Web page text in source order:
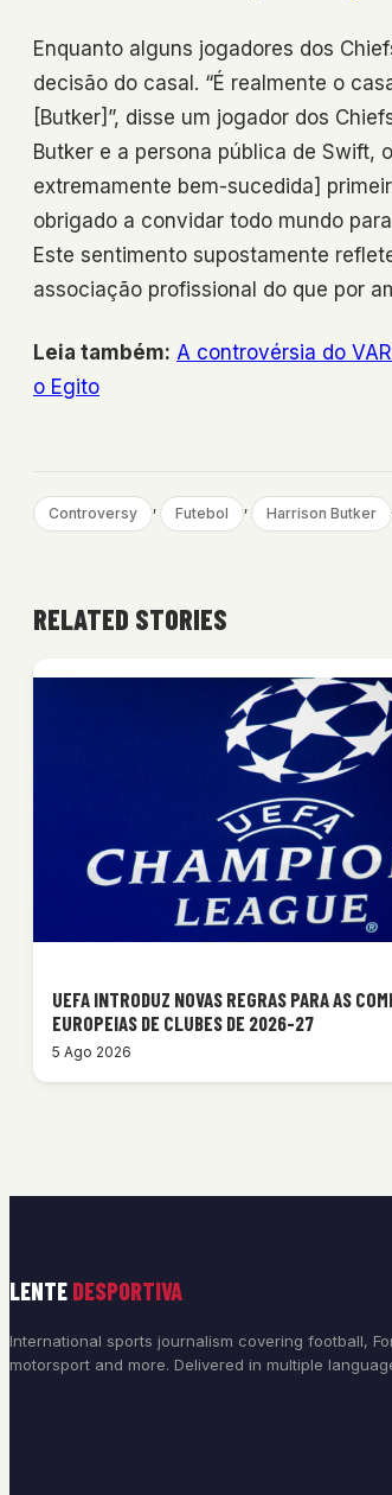
Enquanto alguns jogadores dos
decisão do casal. “É realmente o
[Butker]”, disse um jogador dos
Butker e a persona pública de Swift,
extremamente bem-sucedida]
obrigado a convidar todo mundo
Este sentimento supostamente
associação profissional do que por
Leia também: A controvérsia do
o Egito
Controversy , Futebol , Harrison Butker
RELATED STORIES
UEFA INTRODUZ NOVAS REGRAS PARA AS
EUROPEIAS DE CLUBES DE 2026-27
5 Ago 2026
LENTE DESPORTIVA
International sports journalism covering football,
motorsport and more. Delivered in multiple